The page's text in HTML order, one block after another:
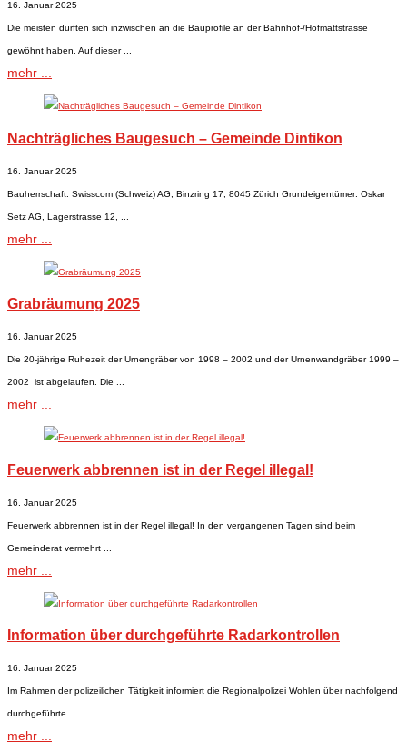
16. Januar 2025
Die meisten dürften sich inzwischen an die Bauprofile an der Bahnhof-/Hofmattstrasse
gewöhnt haben. Auf dieser ...
mehr ...
Nachträgliches Baugesuch – Gemeinde Dintikon
16. Januar 2025
Bauherrschaft: Swisscom (Schweiz) AG, Binzring 17, 8045 Zürich Grundeigentümer: Oskar
Setz AG, Lagerstrasse 12, ...
mehr ...
Grabräumung 2025
16. Januar 2025
Die 20-jährige Ruhezeit der Urnengräber von 1998 – 2002 und der Urnenwandgräber 1999 –
2002 ist abgelaufen. Die ...
mehr ...
Feuerwerk abbrennen ist in der Regel illegal!
16. Januar 2025
Feuerwerk abbrennen ist in der Regel illegal! In den vergangenen Tagen sind beim
Gemeinderat vermehrt ...
mehr ...
Information über durchgeführte Radarkontrollen
16. Januar 2025
Im Rahmen der polizeilichen Tätigkeit informiert die Regionalpolizei Wohlen über nachfolgend
durchgeführte ...
mehr ...